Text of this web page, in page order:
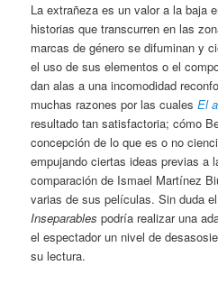
La extrañeza es un valor a la baja
historias que transcurren en las
marcas de género se difuminan y
el uso de sus elementos o el
dan alas a una incomodidad
muchas razones por las cualesEl
resultado tan satisfactoria; cómo
concepción de lo que es o no
empujando ciertas ideas previas a
comparación de Ismael Martínez
varias de sus películas. Sin duda
Inseparables podría realizar una
el espectador un nivel de
su lectura.